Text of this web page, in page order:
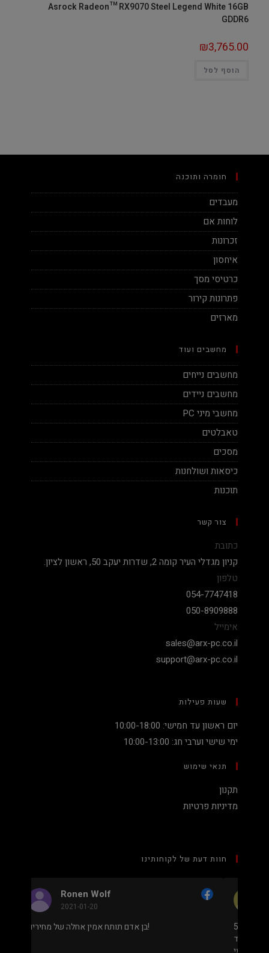
Asrock Radeon™ RX9070 Steel Legend White 16GB
GDDR6
₪3,765.00
הוסף לסל
חומרה ותוכנה
מעבדים
לוחות אם
זכרונות
איחסון
כרטיסי מסך
פתרונות קירור
מארזים
מחשבים ועוד
מחשבים נייחים
מחשבים ניידים
מחשבי מיני PC
טאבלטים
מסכים
כיסאות ושולחנות
תוכנות
צור קשר
כתובת
קניון מגדלי העיר קומה 2, שדרות יעקב 50, ראשון לציון.
טלפון
054-7747418
050-8909888
אימייל
sales@arx-pc.co.il
support@arx-pc.co.il
שעות פעילות
יום ראשון עד חמישי: 10:00-18:00
ימי שישי וערבי חג: 10:00-13:00
תנאי שימוש
תקנון
מדיניות פרטיות
חוות דעת של לקוחותינו
מחיר נמוך והוגן למעבד 5900X בלי שצריך לקנות
שלם או עוד חלקים. אחלה שירות גם נראה מאוד